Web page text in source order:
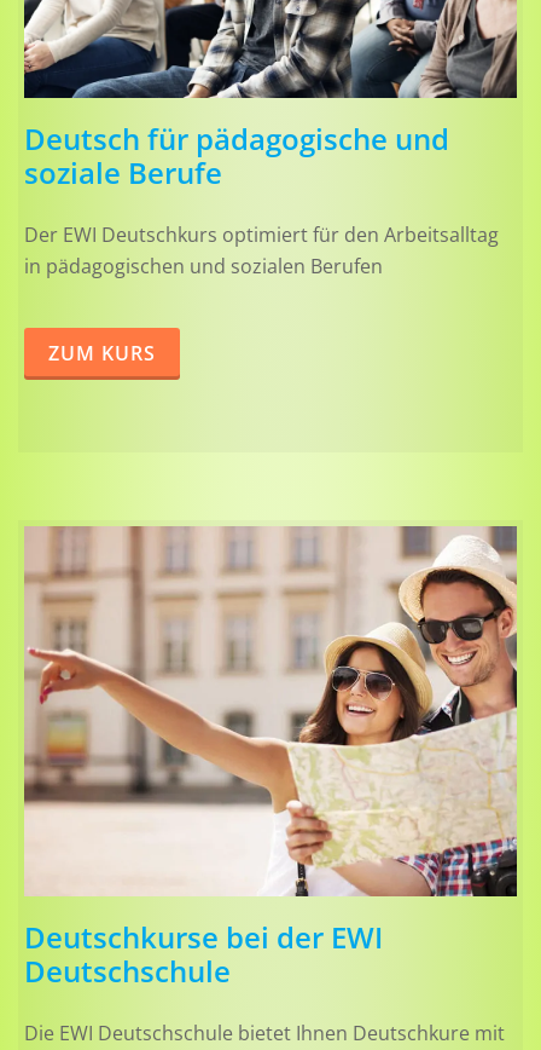
Deutsch für pädagogische und
soziale Berufe
Der EWI Deutschkurs optimiert für den Arbeitsalltag
in pädagogischen und sozialen Berufen
ZUM KURS
Deutschkurse bei der EWI
Deutschschule
Die EWI Deutschschule bietet Ihnen Deutschkure mit